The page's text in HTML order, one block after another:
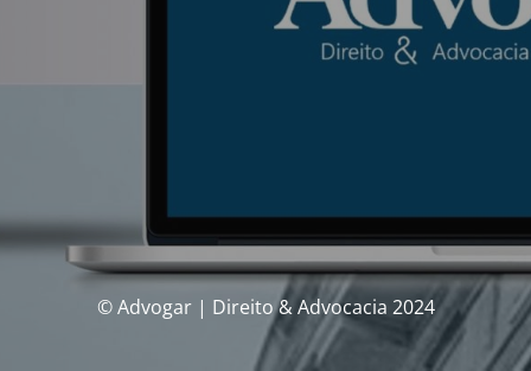
© Advogar | Direito & Advocacia 2024